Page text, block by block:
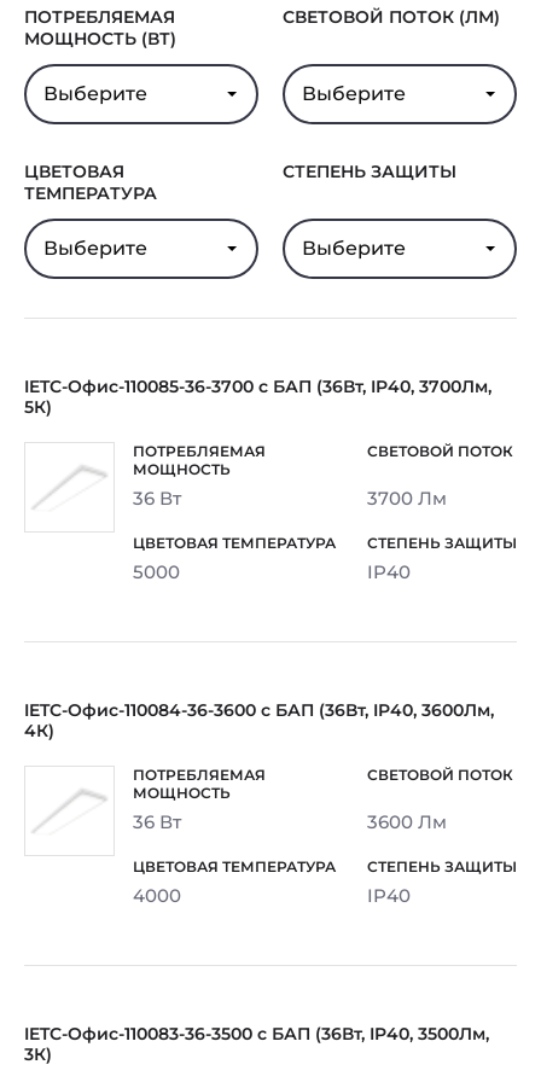
Гарантия 5 лет
ПОТРЕБЛЯЕМАЯ
МОЩНОСТЬ (ВТ)
Выберите
СВЕТОВОЙ ПОТОК (ЛМ)
Выберите
ЦВЕТОВАЯ
ТЕМПЕРАТУРА
Выберите
СТЕПЕНЬ ЗАЩИТЫ
Выберите
IETC-Офис-110085-36-3700 с БАП (36Вт, IP40, 3700Лм,
5К)
36 Вт 3700 Лм
5000 IP40
IETC-Офис-110084-36-3600 с БАП (36Вт, IP40, 3600Лм,
4К)
36 Вт 3600 Лм
4000 IP40
IETC-Офис-110083-36-3500 с БАП (36Вт, IP40, 3500Лм,
3К)